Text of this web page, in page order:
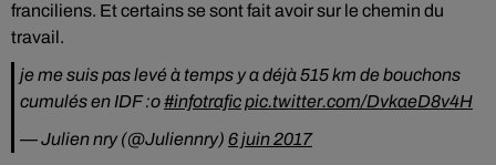
franciliens. Et certains se sont fait avoir sur le chemin du
travail.
je me suis pas levé à temps y a déjà 515 km de bouchons
cumulés en IDF :o#infotraficpic.twitter.com/DvkaeD8v4H
— Julien nry (@Juliennry) 6 juin 2017